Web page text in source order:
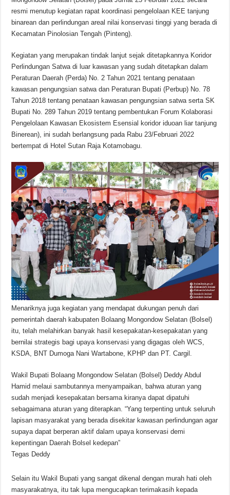
resmi menutup kegiatan rapat koordinasi pengelolaan KEE tanjung
binarean dan perlindungan areal nilai konservasi tinggi yang berada di
Kecamatan Pinolosian Tengah (Pinteng).
Kegiatan yang merupakan tindak lanjut sejak ditetapkannya Koridor
Perlindungan Satwa di luar kawasan yang sudah ditetapkan dalam
Peraturan Daerah (Perda) No. 2 Tahun 2021 tentang penataan
kawasan pengungsian satwa dan Peraturan Bupati (Perbup) No. 78
Tahun 2018 tentang penataan kawasan pengungsian satwa serta SK
Bupati No. 289 Tahun 2019 tentang pembentukan Forum Kolaborasi
Pengelolaan Kawasan Ekosistem Esensial koridor iduoan liar tanjung
Binerean), ini sudah berlangsung pada Rabu 23/Februari 2022
bertempat di Hotel Sutan Raja Kotamobagu.
Menariknya juga kegiatan yang mendapat dukungan penuh dari
pemerintah daerah kabupaten Bolaang Mongondow Selatan (Bolsel)
itu, telah melahirkan banyak hasil kesepakatan-kesepakatan yang
bernilai strategis bagi upaya konservasi yang digagas oleh WCS,
KSDA, BNT Dumoga Nani Wartabone, KPHP dan PT. Cargil.
Wakil Bupati Bolaang Mongondow Selatan (Bolsel) Deddy Abdul
Hamid melaui sambutannya menyampaikan, bahwa aturan yang
sudah menjadi kesepakatan bersama kiranya dapat dipatuhi
sebagaimana aturan yang diterapkan. “Yang terpenting untuk seluruh
lapisan masyarakat yang berada disekitar kawasan perlindungan agar
supaya dapat berperan aktif dalam upaya konservasi demi
kepentingan Daerah Bolsel kedepan”
Tegas Deddy
Selain itu Wakil Bupati yang sangat dikenal dengan murah hati oleh
masyarakatnya, itu tak lupa mengucapkan terimakasih kepada